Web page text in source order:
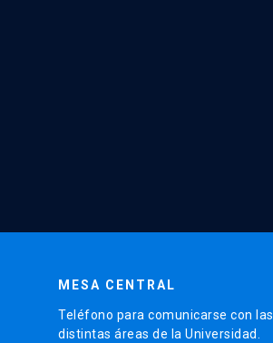
MESA CENTRAL
Teléfono para comunicarse con las
distintas áreas de la Universidad.